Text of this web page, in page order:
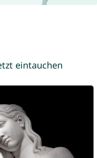
eintauchen